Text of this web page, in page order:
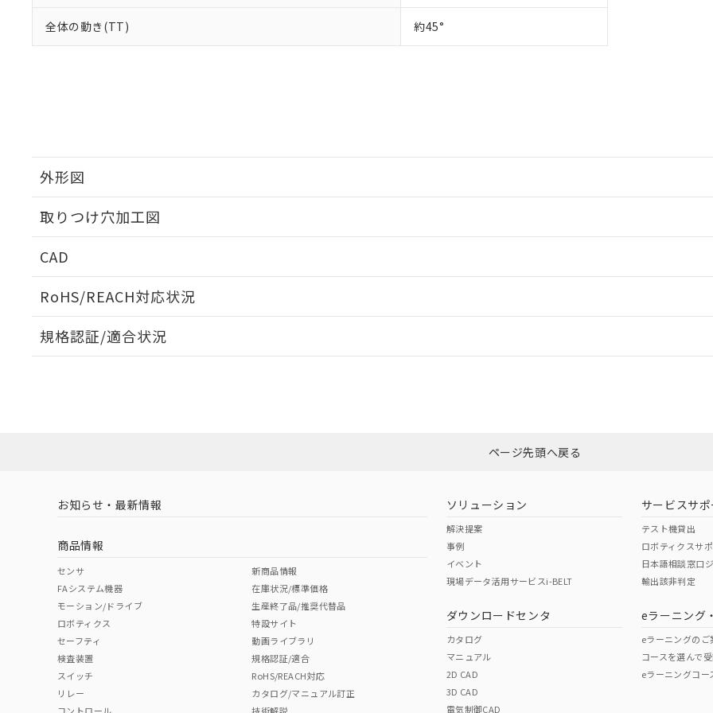
全体の動き(TT) 約45°
外形図
取りつけ穴加工図
CAD
RoHS/REACH対応状況
EU RoHS 注意事項・凡例
ダウンロードはこちら
中国 RoHS 注意事項・凡例
中国 RoHS表
Pb Hg Cr(VI)
規格認証/適合状況
ページ先頭へ戻る
お知らせ・最新情報
商品情報
センサ
FAシステム機器
モーション/ドライブ
ロボティクス
セーフティ
検査装置
スイッチ
リレー
新商品情報
在庫状況/標準価格
生産終了品/推奨代替品
特設サイト
動画ライブラリ
規格認証/適合
RoHS/REACH対応
カタログ/マニュアル訂正
ソリューション
解決提案
事例
イベント
現場データ活用サービスi-BELT
ダウンロードセンタ
カタログ
マニュアル
2D CAD
3D CAD
電気制御CAD
サービスサポ
テスト機貸出
ロボティクスサ
日本語相談窓口
輸出該非判定
eラーニング
eラーニングのご
コースを選んで
eラーニングコー